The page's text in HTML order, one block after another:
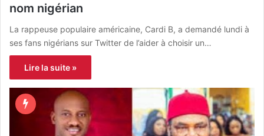
nom nigérian
La rappeuse populaire américaine, Cardi B, a demandé lundi à
ses fans nigérians sur Twitter de l’aider à choisir un…
Lire la suite »